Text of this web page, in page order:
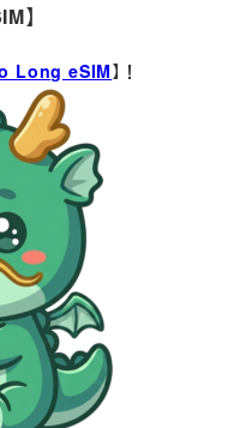
】
Long eSIM】！